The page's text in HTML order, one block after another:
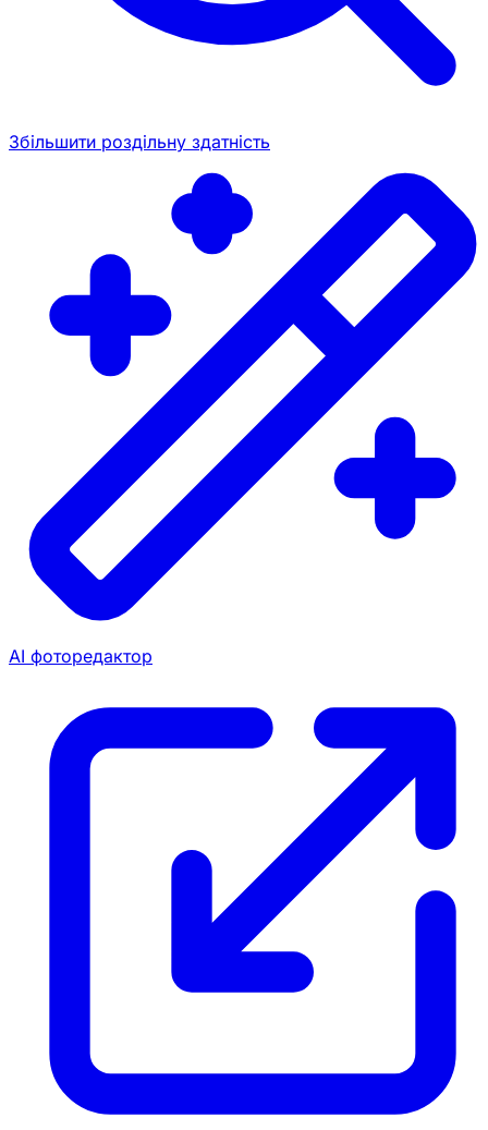
Збільшити роздільну здатність
AI фоторедактор